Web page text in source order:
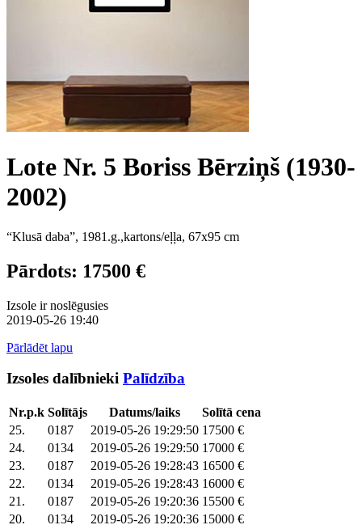
Lote Nr. 5 Boriss Bērziņš (1930-
2002)
“Klusā daba”, 1981.g.,kartons/eļļa, 67x95 cm
Pārdots: 17500 €
Izsole ir noslēgusies
2019-05-26 19:40
Pārlādēt lapu
Izsoles dalībnieki Palīdzība
Nr.p.k Solītājs Datums/laiks
Solītā cena
25.
0187 2019-05-26 19:29:50 17500 €
24.
0134 2019-05-26 19:29:50 17000 €
23.
0187 2019-05-26 19:28:43 16500 €
22.
0134 2019-05-26 19:28:43 16000 €
21.
0187 2019-05-26 19:20:36 15500 €
20.
0134 2019-05-26 19:20:36 15000 €